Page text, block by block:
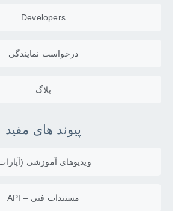
Developers
درخواست نمایندگی
بلاگ
پیوند های مفید
ویدیو‌های آموزشی (آپارات)
مستندات فنی – API